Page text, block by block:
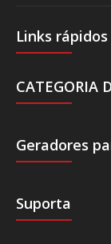
Links rápidos
CATEGORIA
Geradores
Suporta